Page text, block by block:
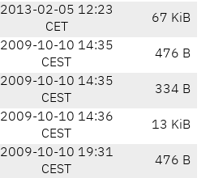
2013-02-05 12:23
CET
67 KiB
2009-10-10 14:35
CEST
476 B
2009-10-10 14:35
CEST
334 B
2009-10-10 14:36
CEST
13 KiB
2009-10-10 19:31
CEST
476 B